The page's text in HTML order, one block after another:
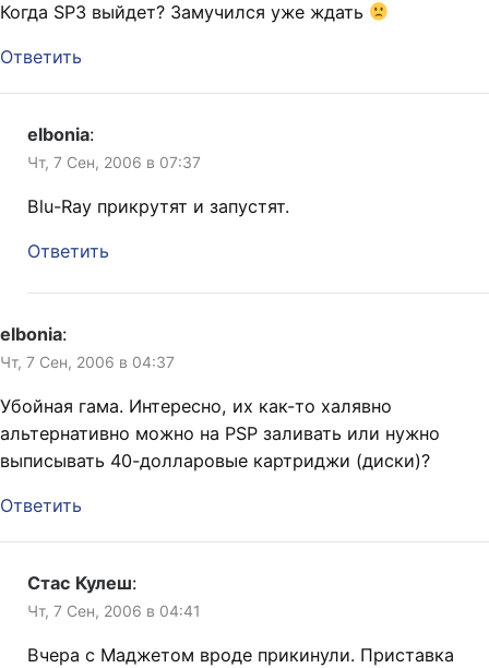
Когда SP3 выйдет? Замучился уже ждать
Ответить
elbonia:
Чт, 7 Сен, 2006 в 07:37
Blu-Ray прикрутят и запустят.
Ответить
elbonia:
Чт, 7 Сен, 2006 в 04:37
Убойная гама. Интересно, их как-то халявно
альтернативно можно на PSP заливать или нужно
выписывать 40-долларовые картриджи (диски)?
Ответить
Стас Кулеш:
Чт, 7 Сен, 2006 в 04:41
Вчера с Маджетом вроде прикинули. Приставка